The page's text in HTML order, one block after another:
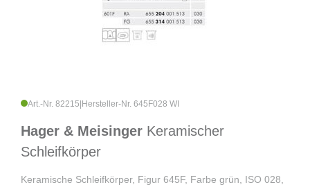
Art.-Nr. 82215 Hersteller-Nr. 645F028 WI
Hager & Meisinger Keramischer
Schleifkörper
Keramische Schleifkörper, Figur 645F, Farbe grün, ISO 028,